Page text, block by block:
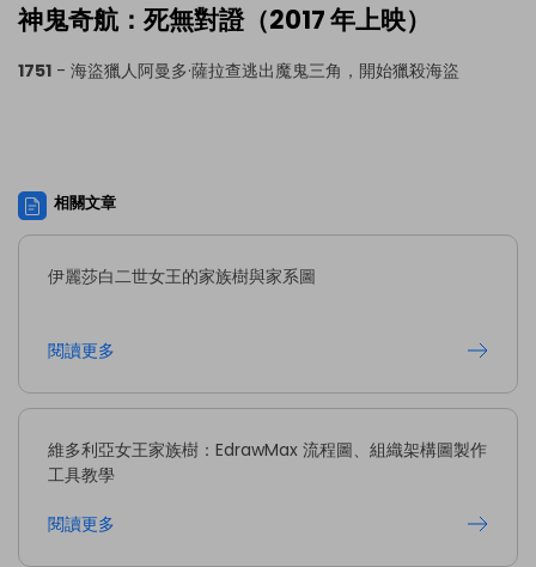
神鬼奇航：死無對證（2017 年上映）
1751 - 海盜獵人阿曼多·薩拉查逃出魔鬼三角，開始獵殺海盜
相關文章
伊麗莎白二世女王的家族樹與家系圖
閱讀更多
維多利亞女王家族樹：EdrawMax 流程圖、組織架構圖製作
工具教學
閱讀更多